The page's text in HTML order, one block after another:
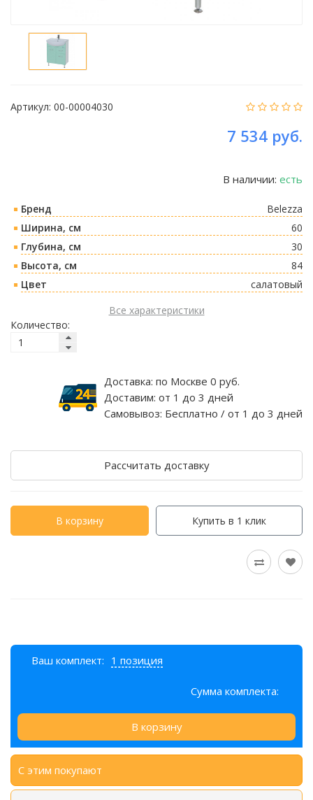
Артикул: 00-00004030
7 534 руб.
В наличии: есть
Бренд
Belezza
Ширина, см
60
Глубина, см
30
Высота, см
84
Цвет
салатовый
Все характеристики
Количество:
Доставка: по Москве 0 руб.
Доставим: от 1 до 3 дней
Самовывоз: Бесплатно / от 1 до 3 дней
Рассчитать доставку
В корзину Купить в 1 клик
Ваш комплект: 1 позиция
Сумма комплекта:
В корзину
С этим покупают